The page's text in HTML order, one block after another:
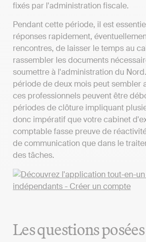
fixés par l'administration fiscale.
Pendant cette période, il est
réponses rapidement,
rencontres, de laisser le temps au
rassembler les documents
soumettre à l'administration du
période de deux mois peut sembler
ces professionnels peuvent être
périodes de clôture impliquant
donc impératif que votre cabinet
comptable fasse preuve de
de communication que dans le
des tâches.
Les questions